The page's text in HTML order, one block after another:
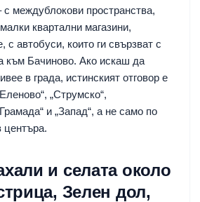
с междублокови пространства,
квартални магазини,
с автобуси, които ги свързват с
към Бачиново. Ако искаш да
в града, истинският отговор е
„Струмско“,
и „Запад“, а не само по
центъра.
и селата около
Зелен дол,